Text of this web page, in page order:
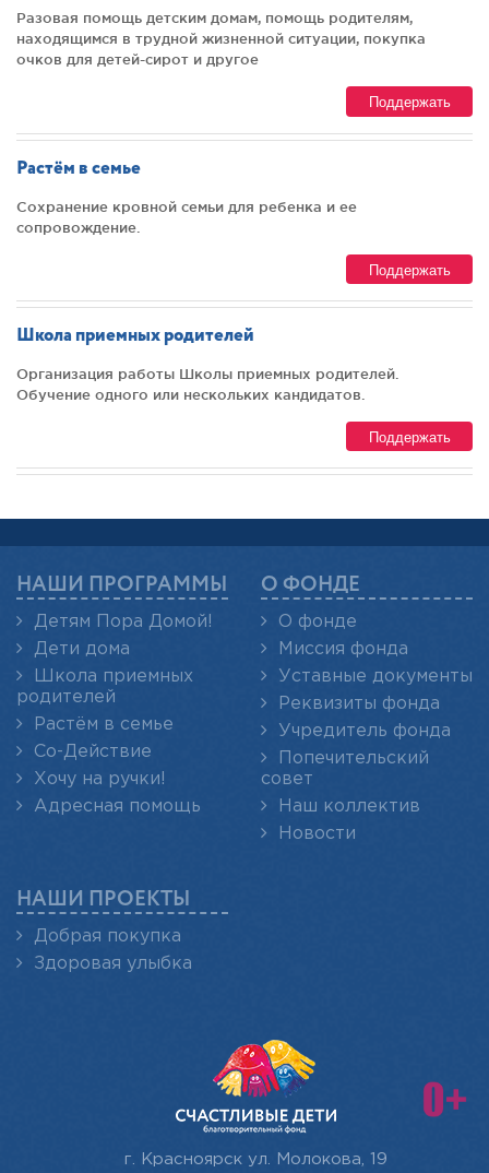
Разовая помощь детским домам, помощь родителям,
находящимся в трудной жизненной ситуации, покупка
очков для детей-сирот и другое
Поддержать
Растём в семье
Сохранение кровной семьи для ребенка и ее
сопровождение.
Поддержать
Школа приемных родителей
Организация работы Школы приемных родителей.
Обучение одного или нескольких кандидатов.
Поддержать
НАШИ ПРОГРАММЫ
Детям Пора Домой!
Дети дома
Школа приемных
родителей
Растём в семье
Со-Действие
Хочу на ручки!
Адресная помощь
О ФОНДЕ
О фонде
Миссия фонда
Уставные документы
Реквизиты фонда
Учредитель фонда
Попечительский
совет
Наш коллектив
Новости
НАШИ ПРОЕКТЫ
Добрая покупка
Здоровая улыбка
г. Красноярск ул. Молокова, 19